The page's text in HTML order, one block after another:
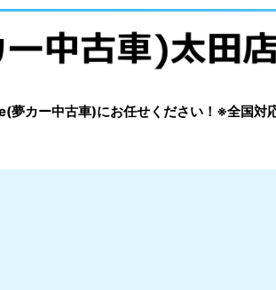
夢カー中古車)にお任せください！※全国対